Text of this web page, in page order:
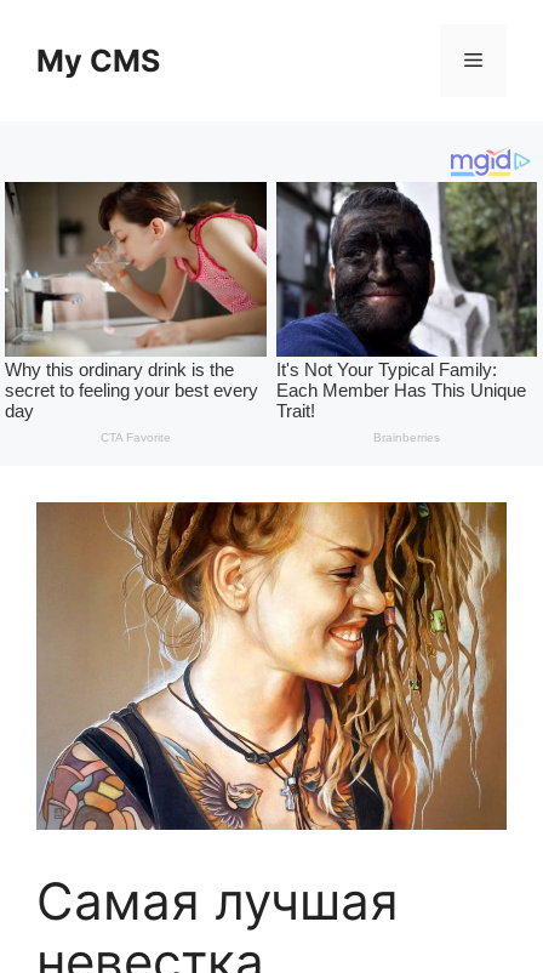
contentMy CMS Menu
Самая лучшая